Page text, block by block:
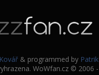
& programmed by
WoWfan.cz © 2006